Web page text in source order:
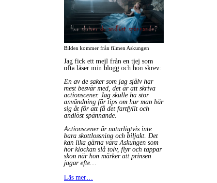
Bilden kommer från filmen Askungen
Jag fick ett mejl från en tjej som
ofta läser min blogg och hon skrev:
En av de saker som jag själv har
mest besvär med, det är att skriva
actionscener. Jag skulle ha stor
användning för tips om hur man bär
sig åt för att få det fartfyllt och
andlöst spännande.
Actionscener är naturligtvis inte
bara skottlossning och biljakt. Det
kan lika gärna vara Askungen som
hör klockan slå tolv, flyr och tappar
skon när hon märker att prinsen
jagar efte…
Läs mer…